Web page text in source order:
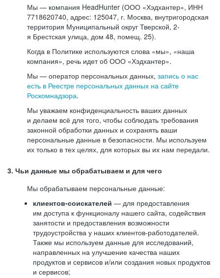
Мы — компания HeadHunter (ООО «Хэдхантер», ИНН
7718620740, адрес: 125047, г. Москва, внутригородская
территория Муниципальный округ Тверской, 2-
я Брестская улица, дом 48, помещ. 25).
Когда в Политике используются слова «мы», «наша
компания», речь идет об ООО «Хэдхантер».
Мы — оператор персональных данных, запись о нас
есть в Реестре персональных данных на сайте
Роскомнадзора.
Мы уважаем конфиденциальность ваших данных
и делаем всё для того, чтобы соблюдать требования
законной обработки данных и сохранять ваши
персональные данные в безопасности. Мы используем
их только в тех целях, для которых вы их нам передали.
3. Чьи данные мы обрабатываем и для чего
Мы обрабатываем персональные данные:
клиентов-соискателей — для предоставления
им доступа к функционалу нашего сайта, содействия
занятости и предоставления возможности
трудоустройства у наших клиентов-работодателей.
Также мы используем данные для исследований,
направленных на улучшение качества наших
продуктов и сервисов и/или создания новых продуктов
и сервисов;